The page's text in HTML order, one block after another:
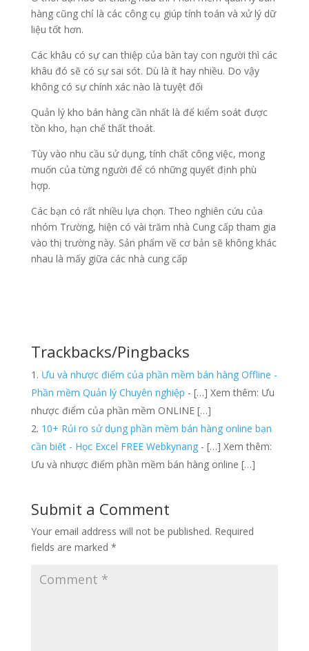
hàng cũng chỉ là các công cụ giúp tính toán và xử lý dữ
liệu tốt hơn.
Các khâu có sự can thiệp của bàn tay con người thì các
khâu đó sẽ có sự sai sót. Dù là ít hay nhiều. Do vậy
không có sự chính xác nào là tuyệt đối
Quản lý kho bán hàng cần nhất là để kiểm soát được
tồn kho, hạn chế thất thoát.
Tùy vào nhu cầu sử dụng, tính chất công việc, mong
muốn của từng người để có những quyết định phù
hợp.
Các bạn có rất nhiều lựa chọn. Theo nghiên cứu của
nhóm Trường, hiện có vài trăm nhà Cung cấp tham gia
vào thị trường này. Sản phẩm về cơ bản sẽ không khác
nhau là mấy giữa các nhà cung cấp
Trackbacks/Pingbacks
Ưu và nhược điểm của phần mềm bán hàng Offline -
Phần mềm Quản lý Chuyên nghiệp - […] Xem thêm: Ưu
nhược điểm của phần mềm ONLINE […]
10+ Rủi ro sử dụng phần mềm bán hàng online bạn
cần biết - Học Excel FREE Webkynang- […] Xem thêm:
Ưu và nhược điểm phần mềm bán hàng online […]
Submit a Comment
Your email address will not be published. Required
fields are marked *